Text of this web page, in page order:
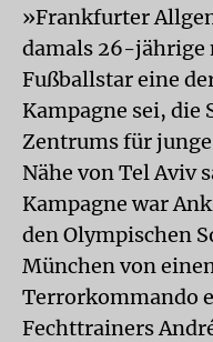
»Frankfurter
damals 26-jährige
Fußballstar eine
Kampagne sei, die
Zentrums für
Nähe von Tel Aviv
Kampagne war
den Olympischen
München von
Terrorkommando
Fechttrainers